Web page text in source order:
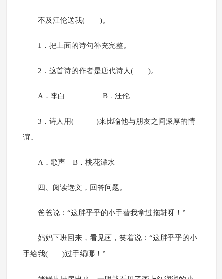
不及汪伦送我( )。
1．把上面的诗句补充完整。
2．这首诗的作者是唐代诗人( )。
A．李白 B．汪伦
3．诗人用( )来比喻他与朋友之间深厚的情
谊。
A．歌声 B．桃花潭水
四、阅读选文，回答问题。
爸爸说：“这胖乎乎的小手替我拿过拖鞋呀！”
妈妈下班回来，看见画，笑着说：“这胖乎乎的小
手给我( )过手绢哪！”